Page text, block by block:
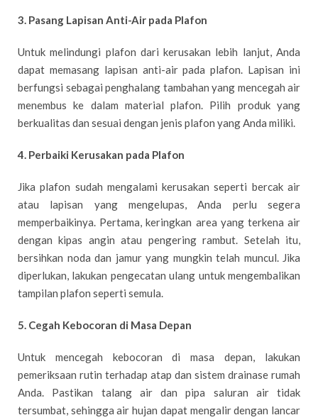
3. Pasang Lapisan Anti-Air pada Plafon
Untuk melindungi plafon dari kerusakan lebih lanjut, Anda
dapat memasang lapisan anti-air pada plafon. Lapisan ini
berfungsi sebagai penghalang tambahan yang mencegah air
menembus ke dalam material plafon. Pilih produk yang
berkualitas dan sesuai dengan jenis plafon yang Anda miliki.
4. Perbaiki Kerusakan pada Plafon
Jika plafon sudah mengalami kerusakan seperti bercak air
atau lapisan yang mengelupas, Anda perlu segera
memperbaikinya. Pertama, keringkan area yang terkena air
dengan kipas angin atau pengering rambut. Setelah itu,
bersihkan noda dan jamur yang mungkin telah muncul. Jika
diperlukan, lakukan pengecatan ulang untuk mengembalikan
tampilan plafon seperti semula.
5. Cegah Kebocoran di Masa Depan
Untuk mencegah kebocoran di masa depan, lakukan
pemeriksaan rutin terhadap atap dan sistem drainase rumah
Anda. Pastikan talang air dan pipa saluran air tidak
tersumbat, sehingga air hujan dapat mengalir dengan lancar